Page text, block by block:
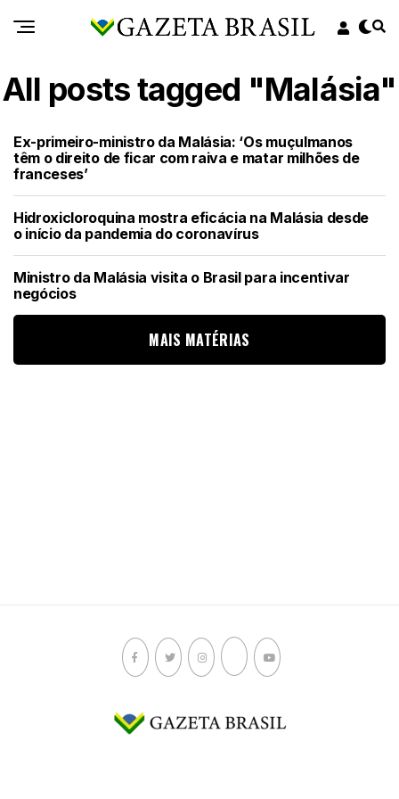
All posts tagged "Malásia"
Ex-primeiro-ministro da Malásia: ‘Os muçulmanos
têm o direito de ficar com raiva e matar milhões de
franceses’
Hidroxicloroquina mostra eficácia na Malásia desde
o início da pandemia do coronavírus
Ministro da Malásia visita o Brasil para incentivar
negócios
MAIS MATÉRIAS